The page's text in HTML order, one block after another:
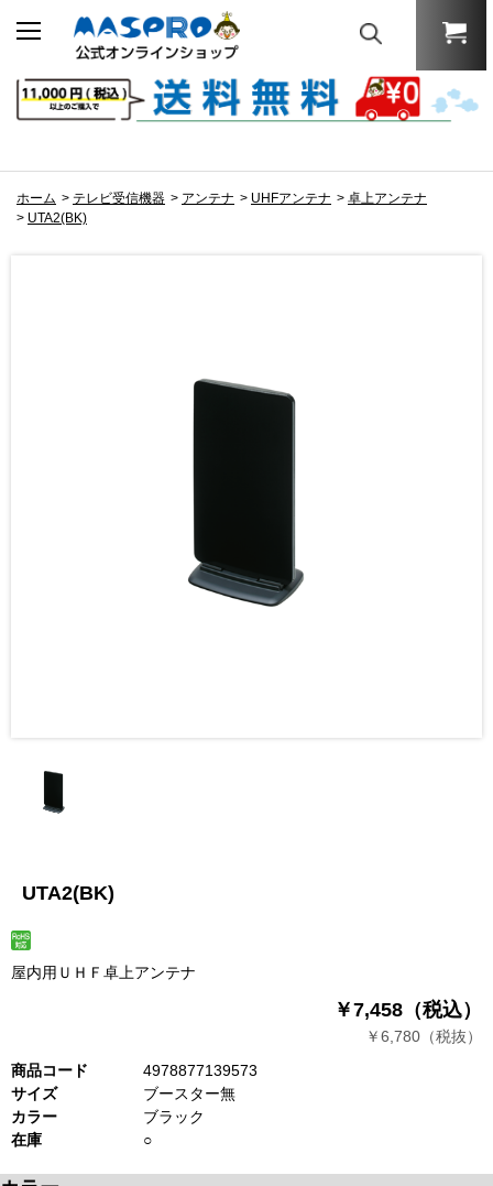
ホーム > テレビ受信機器 > アンテナ > UHFアンテナ > 卓上アンテナ
> UTA2(BK)
UTA2(BK)
屋内用ＵＨＦ卓上アンテナ
￥7,458（税込）
￥6,780（税抜）
商品コード
4978877139573
サイズ
ブースター無
カラー
ブラック
在庫
○